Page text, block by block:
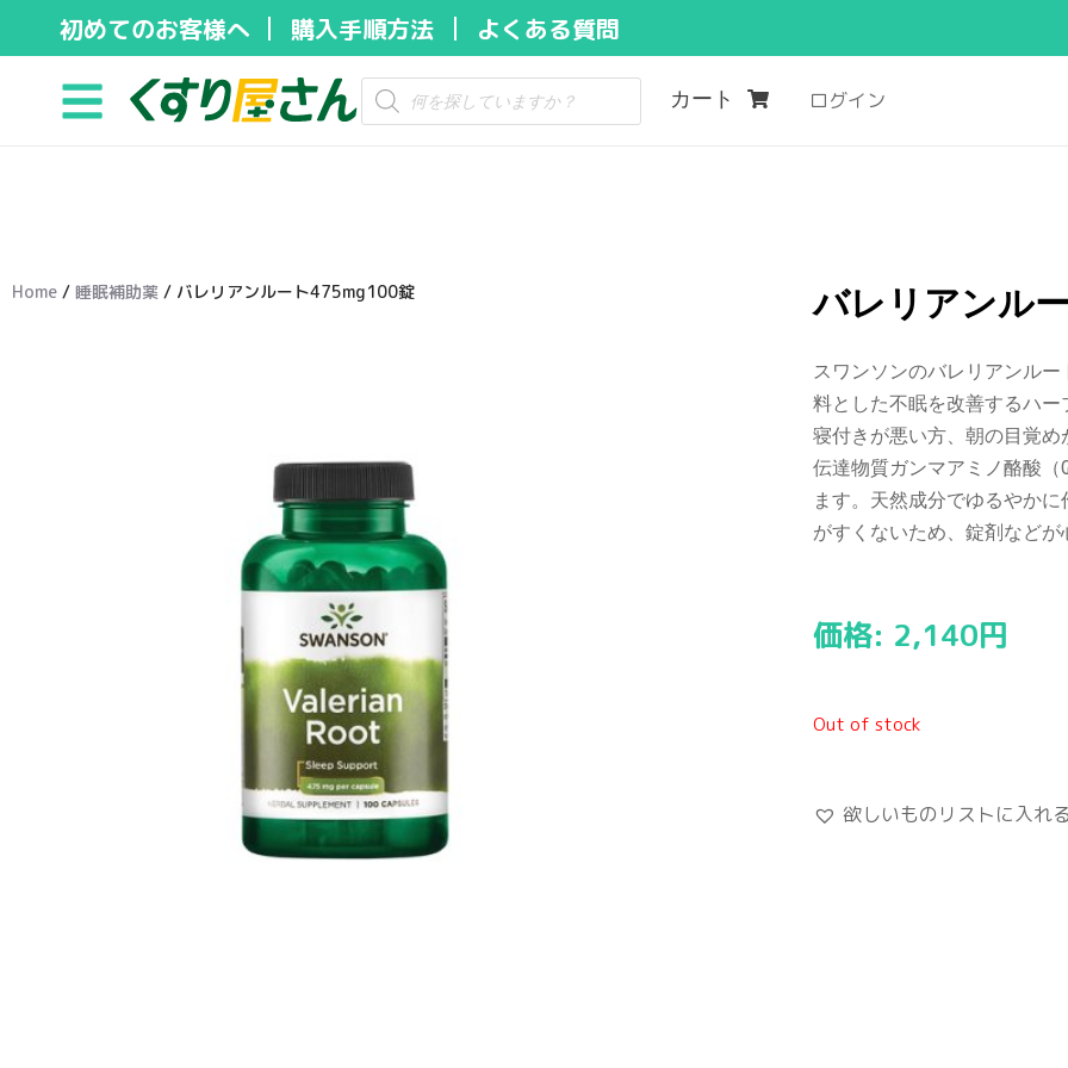
キ
初めてのお客様へ 購入手順方法 よくある質問
カート ログイン
Home / 睡眠補助薬 / バレリアンルート475mg100錠 バレリアンルー
スワンソンのバレリアンル
料とした不眠を改善するハ
寝付きが悪い方、朝の目覚
伝達物質ガンマアミノ酪酸（
ます。天然成分でゆるやか
がすくないため、錠剤など
価格: 2,140円
Out of stock
欲しいものリストに入れ